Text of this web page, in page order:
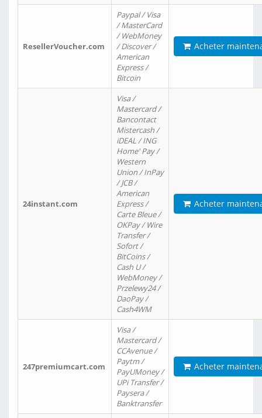
ResellerVoucher.com
Paypal / Visa
/ MasterCard
/ WebMoney
/ Discover /
American
Express /
Bitcoin
Acheter
24instant.com
Visa /
Mastercard /
Bancontact
Mistercash /
iDEAL / ING
Home' Pay /
Western
Union / InPay
/ JCB /
American
Express /
Carte Bleue /
OKPay / Wire
Transfer /
Sofort /
BitCoins /
Cash U /
WebMoney /
Przelewy24 /
DaoPay /
Cash4WM
Acheter
247premiumcart.com
Visa /
Mastercard /
CCAvenue /
Paytm /
PayUMoney /
UPi Transfer /
Paysera /
Banktransfer
Acheter